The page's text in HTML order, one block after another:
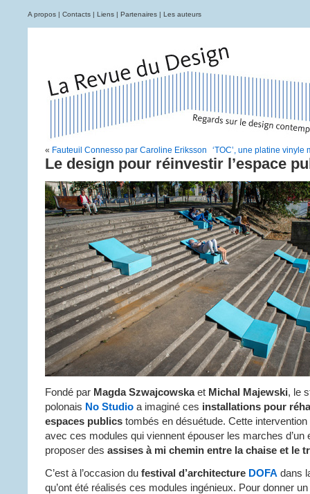
A propos | Contacts | Liens | Partenaires | Les auteurs
« Fauteuil Connesso par Caroline Eriksson ‘TOC’, une platine
Le design pour réinvestir l’espace
Fondé par Magda Szwajcowskaet Michal Majewski, le
polonais No Studio a imaginé ces installations pour
espaces publics tombés en désuétude. Cette
avec ces modules qui viennent épouser les marches d’un
proposer des assises à mi chemin entre la chaise et le
C’est à l’occasion du festival d’architecture DOFA dans
qu’ont été réalisés ces modules ingénieux. Pour donner